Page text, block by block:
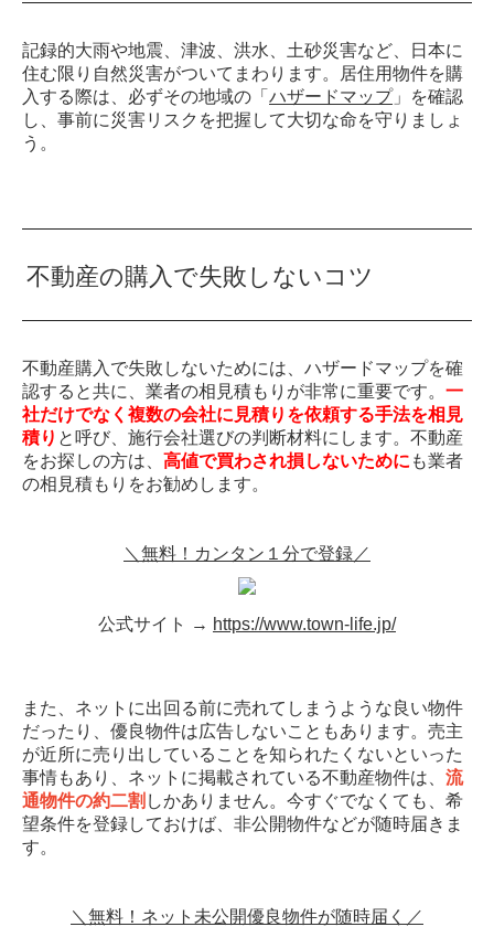
記録的大雨や地震、津波、洪水、土砂災害など、日本に
住む限り自然災害がついてまわります。居住用物件を購
入する際は、必ずその地域の「 ハザードマップ」を確認
し、事前に災害リスクを把握して大切な命を守りましょ
う。
不動産の購入で失敗しないコツ
不動産購入で失敗しないためには、ハザードマップを確
認すると共に、業者の相見積もりが非常に重要です。 一
社だけでなく複数の会社に見積りを依頼する手法を相見
積り と呼び、施行会社選びの判断材料にします。不動産
をお探しの方は、 高値で買わされ損しないために も業者
の相見積もりをお勧めします。
＼無料！カンタン１分で登録／
公式サイト → https://www.town-life.jp/
また、ネットに出回る前に売れてしまうような良い物件
だったり、優良物件は広告しないこともあります。売主
が近所に売り出していることを知られたくないといった
事情もあり、ネットに掲載されている不動産物件は、 流
通物件の約二割 しかありません。今すぐでなくても、希
望条件を登録しておけば、非公開物件などが随時届きま
す。
＼無料！ネット未公開優良物件が随時届く／